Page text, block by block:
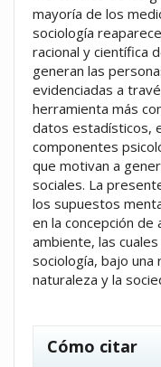
mayoría de los
sociología
racional y científica
generan las
evidenciadas a
herramienta más
datos estadísticos,
componentes
que motivan a
sociales. La
los supuestos
en la concepción de
ambiente, las
sociología, bajo una
naturaleza y la
Cómo citar